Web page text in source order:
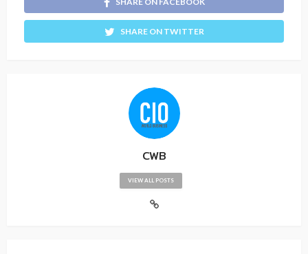
SHARE ON TWITTER
CWB
VIEW ALL POSTS